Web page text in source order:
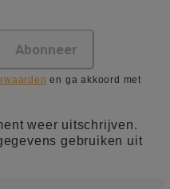
en ga akkoord met
weer uitschrijven.
gebruiken uit